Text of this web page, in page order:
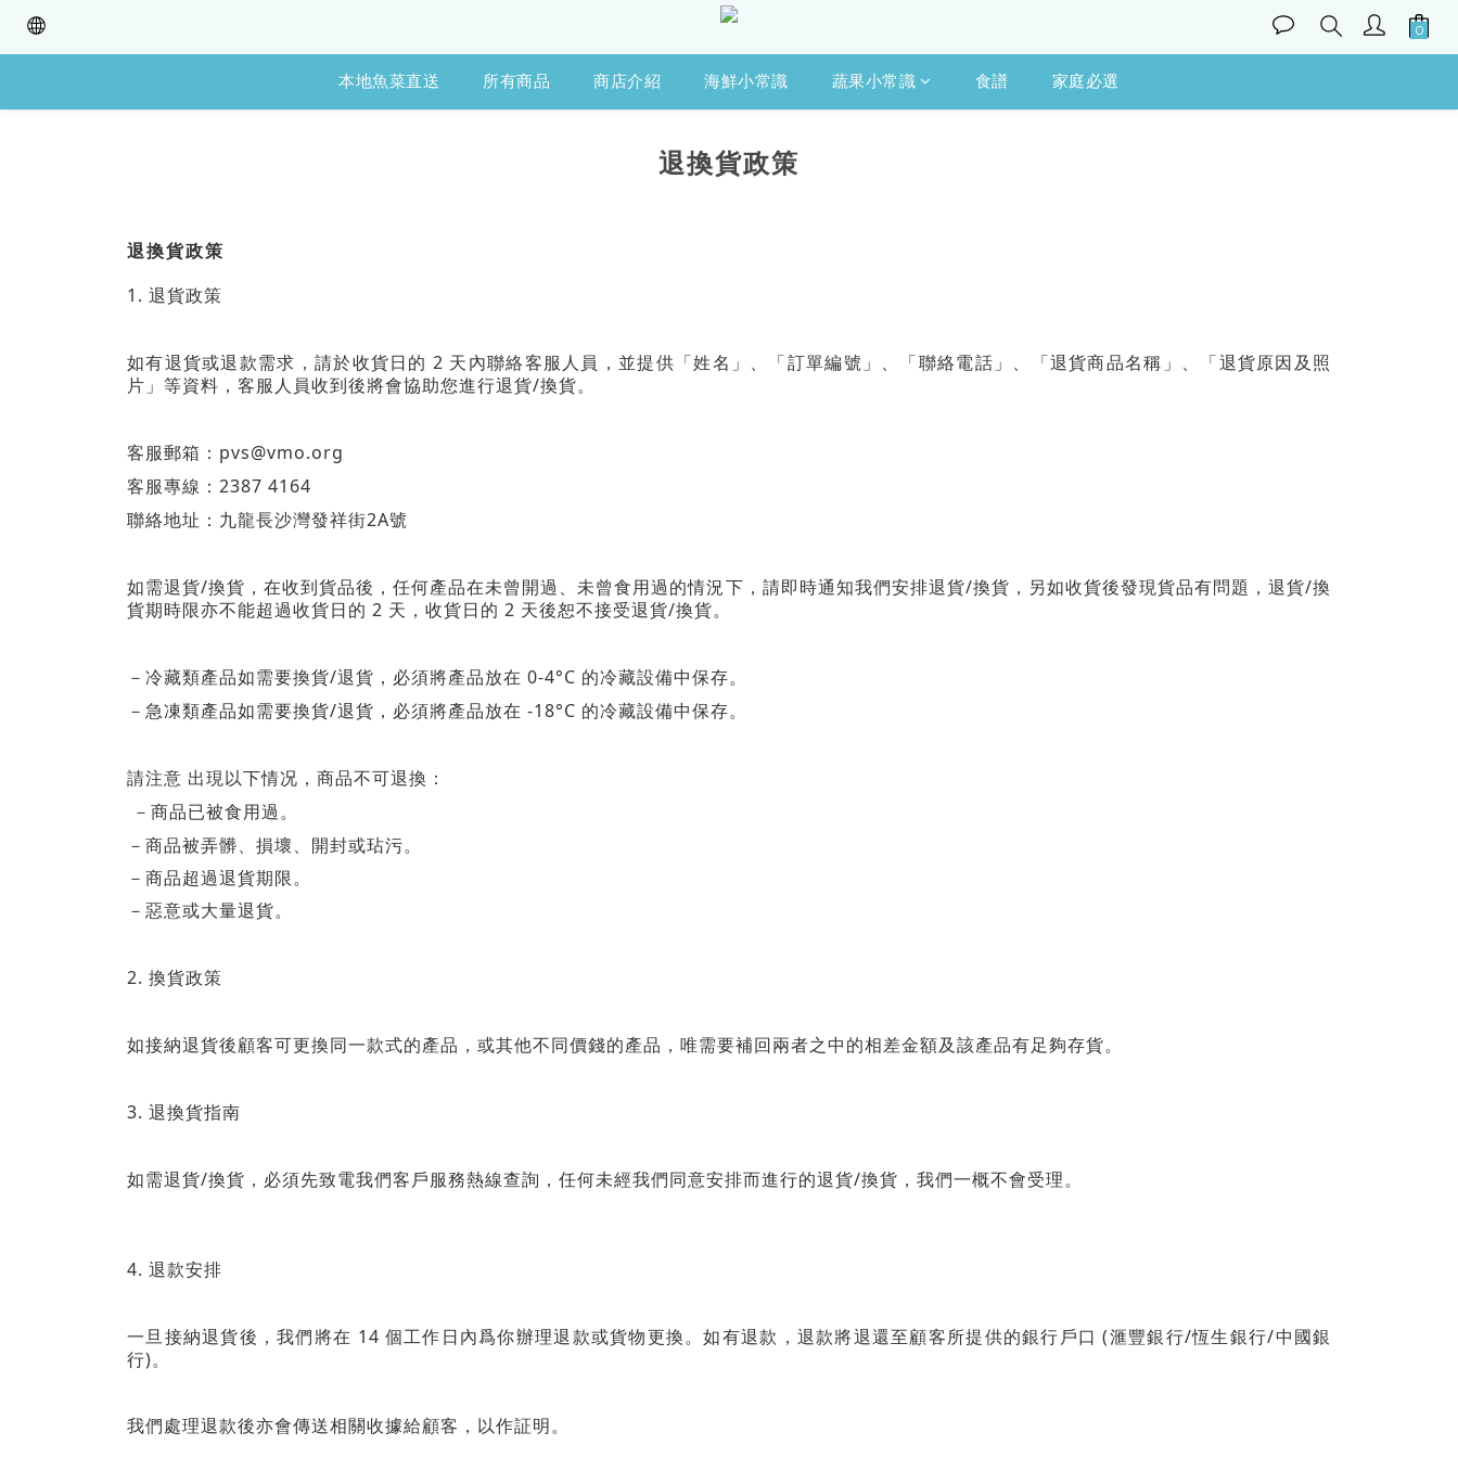
本地魚菜直送 所有商品 商店介紹 海鮮小常識 蔬果小常識 食譜 家庭必選
退換貨政策
退換貨政策
1. 退貨政策
如有退貨或退款需求，請於收貨日的 2 天內聯絡客服人員，並提供「姓名」、「訂單編號」、「聯絡電話」、「退貨商品名稱」、「退貨原因及照
片」等資料，客服人員收到後將會協助您進行退貨/換貨。
客服郵箱： pvs@vmo.org
客服專線： 2387 4164
聯絡地址：九龍長沙灣發祥街2A號
如需退貨/換貨，在收到貨品後，任何產品在未曾開過、未曾食用過的情況下，請即時通知我們安排退貨/換貨，另如收貨後發現貨品有問題，退貨/換
貨期時限亦不能超過收貨日的 2 天，收貨日的 2 天後恕不接受退貨/換貨。
－冷藏類產品如需要換貨/退貨，必須將產品放在 0-4°C 的冷藏設備中保存。
－急凍類產品如需要換貨/退貨，必須將產品放在 -18°C 的冷藏設備中保存。
請注意 出現以下情况，商品不可退換：
－商品已被食用過。
－商品被弄髒、損壞、開封或玷污。
－商品超過退貨期限。
－惡意或大量退貨。
2. 換貨政策
如接納退貨後顧客可更換同一款式的產品，或其他不同價錢的產品，唯需要補回兩者之中的相差金額及該產品有足夠存貨。
3. 退換貨指南
如需退貨/換貨，必須先致電我們客戶服務熱線查詢，任何未經我們同意安排而進行的退貨/換貨，我們一概不會受理。
4. 退款安排
一旦接納退貨後，我們將在 14 個工作日內爲你辦理退款或貨物更換。如有退款，退款將退還至顧客所提供的銀行戶口 (滙豐銀行/恆生銀行/中國銀
行)。
我們處理退款後亦會傳送相關收據給顧客，以作証明。